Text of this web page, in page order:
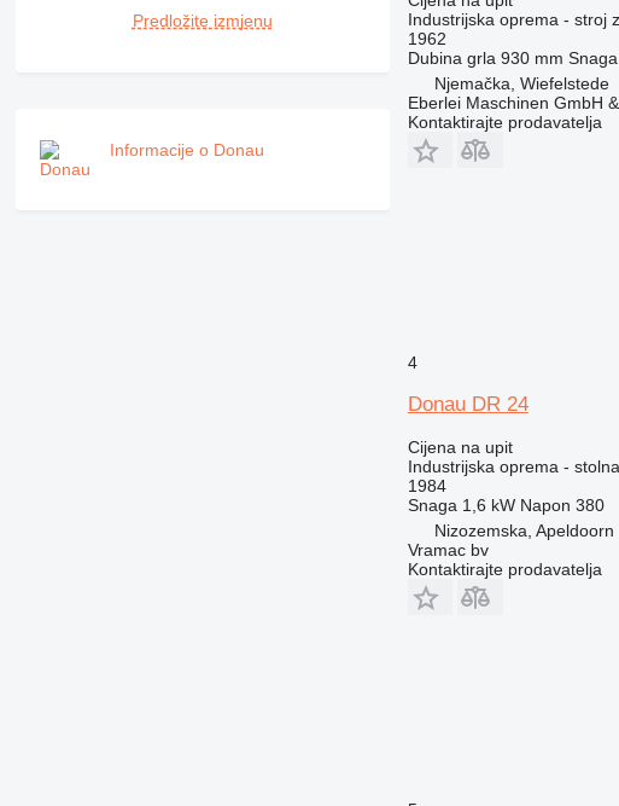
Predložite izmjenu
Informacije o Donau
Industrijska oprema - stroj
1962
Dubina grla 930 mm Snaga
Njemačka, Wiefelstede
Eberlei Maschinen GmbH
Kontaktirajte prodavatelja
4
Donau DR 24
Cijena na upit
Industrijska oprema -
1984
Snaga 1,6 kW Napon 380
Nizozemska, Apeldoorn
Vramac bv
Kontaktirajte prodavatelja